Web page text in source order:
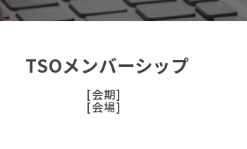
TSOメンバーシップ
[会期]
[会場]